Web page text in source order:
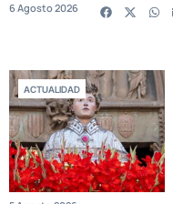
6 Agosto 2026
ACTUALIDAD